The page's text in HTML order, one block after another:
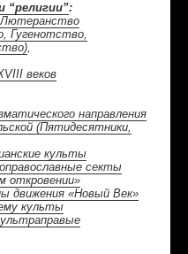
“религии”:
Лютеранство
, Гугенотство,
),
веков
направления
(Пятидесятники,
культы
секты
откровении»
движения «Новый Век»
культы